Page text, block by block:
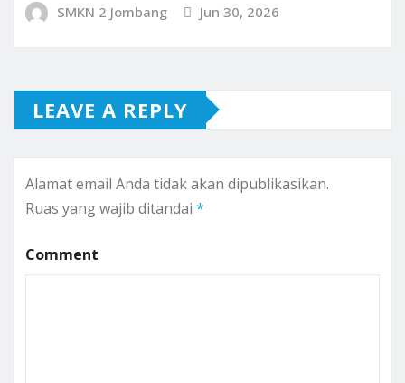
SMKN 2 Jombang Jun 30, 2026
LEAVE A REPLY
Alamat email Anda tidak akan dipublikasikan.
Ruas yang wajib ditandai *
Comment